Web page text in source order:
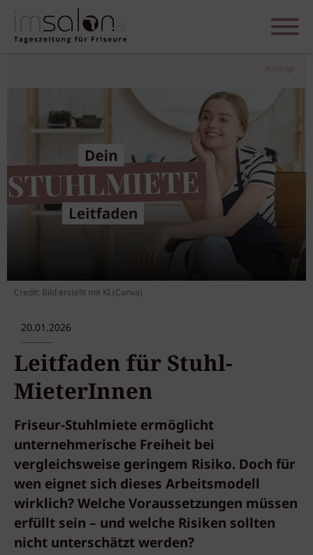
Anzeige
Credit: Bild erstellt mit KI (Canva)
20.01.2026
Leitfaden für Stuhl-
MieterInnen
Friseur-Stuhlmiete ermöglicht
unternehmerische Freiheit bei
vergleichsweise geringem Risiko. Doch für
wen eignet sich dieses Arbeitsmodell
wirklich? Welche Voraussetzungen müssen
erfüllt sein – und welche Risiken sollten
nicht unterschätzt werden?